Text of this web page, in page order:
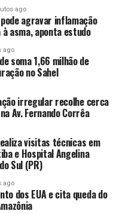
um pandeiro:
um
Aí veio
todo
meu
do
na
Quando
do
que eu
ago
agravar inflamação
asma, aponta estudo
ago
soma 1,66 milhão de
no Sahel
irregular recolhe cerca
Av. Fernando Corrêa
visitas técnicas em
e Hospital Angelina
Sul (PR)
ago
dos EUA e cita queda do